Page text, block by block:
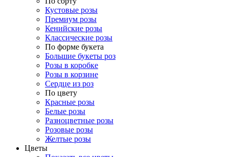
Кустовые розы
Премиум розы
Кенийские розы
Классические розы
По форме букета
Большие букеты роз
Розы в коробке
Розы в корзине
Сердце из роз
По цвету
Красные розы
Белые розы
Разноцветные розы
Розовые розы
Желтые розы
Цветы